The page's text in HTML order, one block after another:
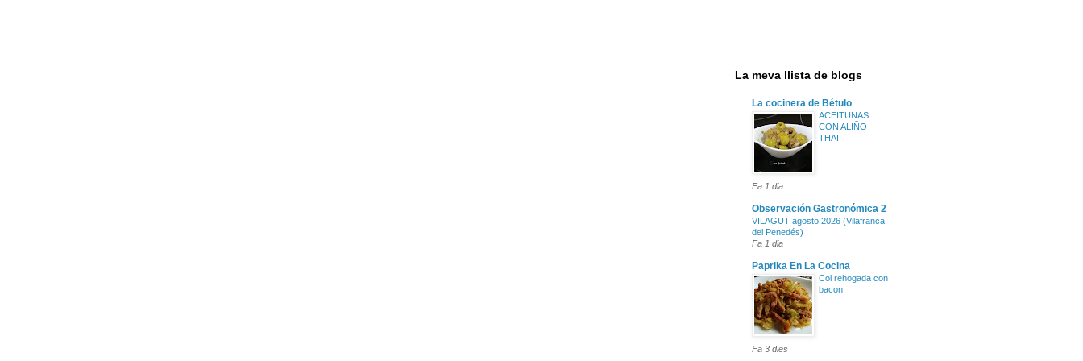
La meva llista de blogs
La cocinera de Bétulo
ACEITUNAS
CON ALIÑO
THAI
Fa 1 dia
Observación Gastronómica 2
VILAGUT agosto 2026 (Vilafranca
del Penedés)
Fa 1 dia
Paprika En La Cocina
Col rehogada con
bacon
Fa 3 dies